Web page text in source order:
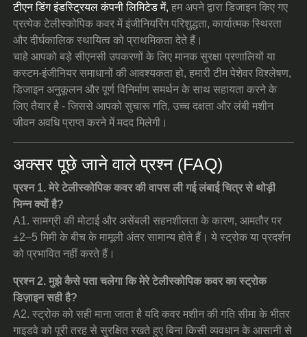
टीएन डिंग इंडस्ट्रियल कंपनी लिमिटेड में, हम अपने द्वारा डिजाइन किए गए
प्रत्येक टेलीस्कोपिक कवर में इंजीनियरिंग परिशुद्धता, कार्यात्मक स्थिरता
और दीर्घकालिक स्थायित्व को प्राथमिकता देते हैं।
चाहे आपको बड़े सीएनसी उपकरणों के लिए मानक सुरक्षा प्रणालियों या
कस्टम-इंजीनियर समाधानों की आवश्यकता हो, हमारी टीम पेशेवर विश्लेषण,
डिजाइन अनुकूलन और पूर्ण विनिर्माण समर्थन के साथ सहायता करने के
लिए तैयार है - जिससे आपको सुचारू गति, उच्च दक्षता और लंबी मशीन
जीवन अवधि प्राप्त करने में मदद मिलेगी।
अक्सर पूछे जाने वाले प्रश्न (FAQ)
प्रश्न 1. मेरे टेलीस्कोपिक कवर की वापस ली गई लंबाई चित्र से थोड़ी
भिन्न क्यों है?
A1. सामग्री की मोटाई और असेंबली सहनशीलता के कारण, आमतौर पर
±2–5 मिमी के बीच के मामूली अंतर सामान्य होते हैं। ये स्ट्रोक या प्रदर्शन
को प्रभावित नहीं करते हैं।
प्रश्न 2. मुझे कैसे पता चलेगा कि मेरे टेलीस्कोपिक कवर का स्ट्रोक
डिज़ाइन सही है?
A2. स्ट्रोक को सही माना जाता है यदि कवर मशीन की गति सीमा के भीतर
गाइडवे को पूरी तरह से सुरक्षित रखते हुए बिना किसी व्यवधान के आसानी से